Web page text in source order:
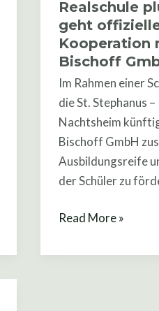
Realschule
geht
Kooperation
Bischoff
Im Rahmen einer
die St. Stephanus
Nachtsheim
Bischoff GmbH
Ausbildungsreife
der Schüler zu
besiegelt:
St.
Stephanus
–
Realschule
plus
Nachtsheim
geht
offizielle
und
Read More »